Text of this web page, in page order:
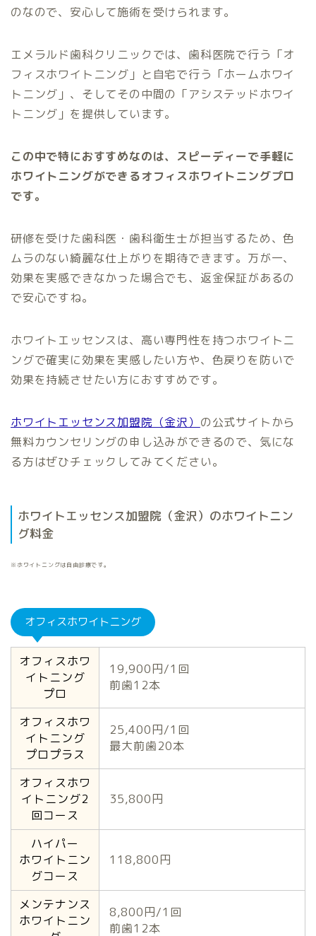
のなので、安心して施術を受けられます。
エメラルド歯科クリニックでは、歯科医院で行う「オ
フィスホワイトニング」と自宅で行う「ホームホワイ
トニング」、そしてその中間の「アシステッドホワイ
トニング」を提供しています。
この中で特におすすめなのは、スピーディーで手軽に
ホワイトニングができるオフィスホワイトニングプロ
です。
研修を受けた歯科医・歯科衛生士が担当するため、色
ムラのない綺麗な仕上がりを期待できます。万が一、
効果を実感できなかった場合でも、返金保証があるの
で安心ですね。
ホワイトエッセンスは、高い専門性を持つホワイトニ
ングで確実に効果を実感したい方や、色戻りを防いで
効果を持続させたい方におすすめです。
ホワイトエッセンス加盟院（金沢） の公式サイトから
無料カウンセリングの申し込みができるので、気にな
る方はぜひチェックしてみてください。
ホワイトエッセンス加盟院（金沢）のホワイトニン
グ料金
※ホワイトニングは自由診療です。
オフィスホワイトニング
オフィスホワ
イトニング
プロ
19,900円/1回
前歯12本
オフィスホワ
イトニング
プロプラス
25,400円/1回
最大前歯20本
オフィスホワ
イトニング2
回コース
35,800円
ハイパー
ホワイトニン
グコース
118,800円
メンテナンス
ホワイトニン
8,800円/1回
前歯12本